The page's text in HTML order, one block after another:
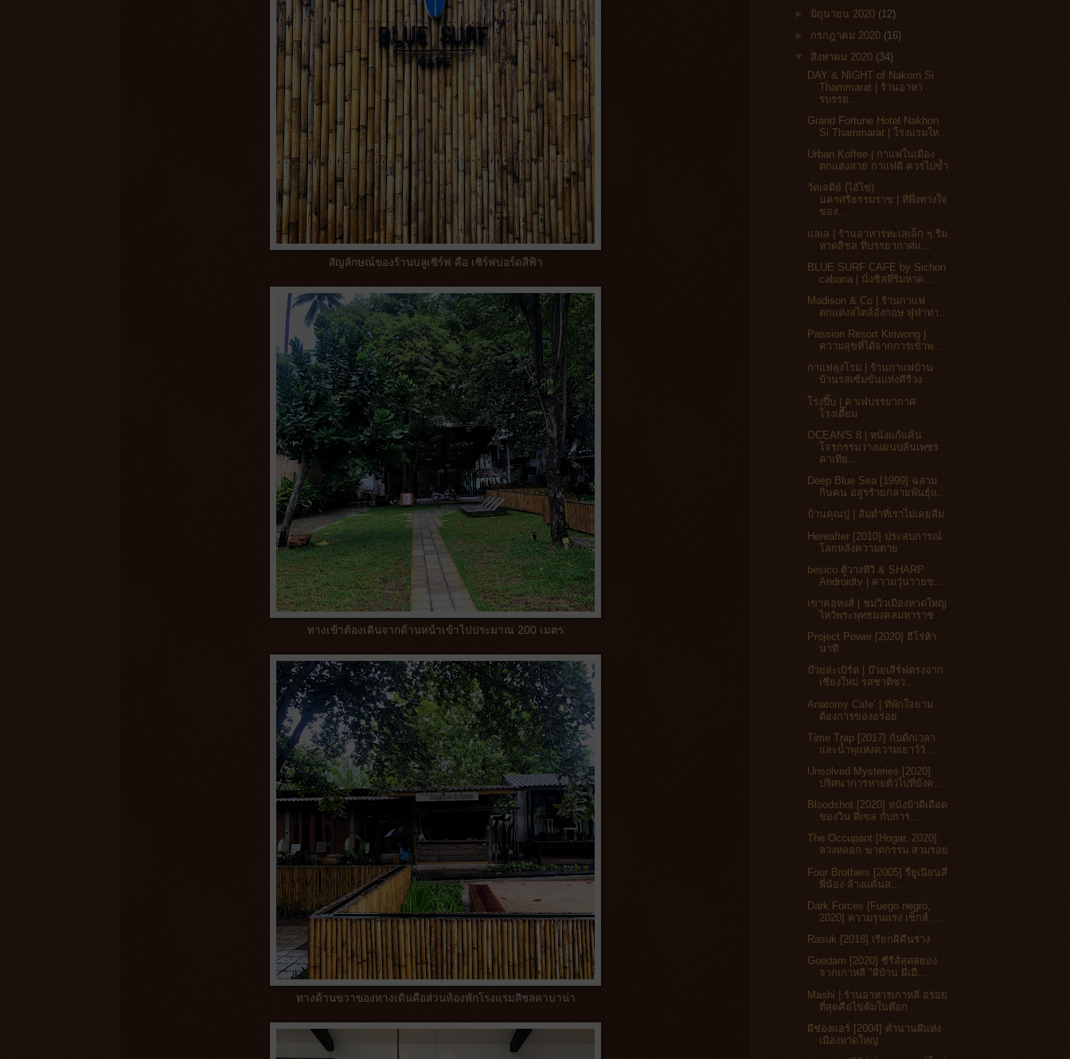
สัญลักษณ์ของร้านบลูเซิร์ฟ คือ เซิร์ฟบอร์ดสีฟ้า
ทางเข้าต้องเดินจากด้านหน้าเข้าไปประมาณ 200 เมตร
ทางด้านขวาของทางเดินคือส่วนห้องพักโรงแรมสิชลคาบาน่า
► มิถุนายน 2020 (12)
► กรกฎาคม 2020 (16)
▼ สิงหาคม 2020 (34)
DAY & NIGHT of Nakorn Si
Thammarat | ร้านอาหา
รบรรย...
Grand Fortune Hotel Nakhon
Si Thammarat | โรงแรมให...
Urban Koffee | กาแฟในเมือง
ตกแต่งสวย กาแฟดี ควรไปซ้ำ
วัดเจดีย์ (ไอ้ไข่)
นครศรีธรรมราช | ที่พึ่งทางใจ
ของ...
แลเล | ร้านอาหารทะเลเล็ก ๆ ริม
หาดสิชล ที่บรรยากาศแ...
BLUE SURF CAFE by Sichon
cabana | นั่งชิลที่ริมหาด...
Madison & Co | ร้านกาแฟ
ตกแต่งสไตล์อังกฤษ ฟู่ฟ่าท่า...
Passion Resort Kiriwong |
ความสุขที่ได้จากการเข้าพ...
กาแฟลุงโรม | ร้านกาแฟบ้าน
บ้านรสเข้มข้นแห่งคีรีวง
โรงปี๊บ | คาเฟ่บรรยากาศ
โรงเตี๊ยม
OCEAN'S 8 | หนังแก้แค้น
โจรกรรมวางแผนปล้นเพชร
คาเทีย...
Deep Blue Sea [1999] ฉลาม
กินคน อสูรร้ายกลายพันธุ์แ...
บ้านคุณปู่ | ส้มตำที่เราไม่เคยลืม
Hereafter [2010] ประสบการณ์
โลกหลังความตาย
besico ตู้วางทีวี & SHARP
Androidtv | ความวุ่นวายข...
เขาคอหงส์ | ชมวิวเมืองหาดใหญ่
ไหว้พระพุทธมงคลมหาราช
Project Power [2020] ฮีโร่ห้า
นาที
บ๊วยล่ะเบิร์ด | บ๊วยเสิร์ฟตรงจาก
เชียงใหม่ รสชาติชว...
Anatomy Cafe’ | ที่พักใจยาม
ต้องการของอร่อย
Time Trap [2017] กับดักเวลา
และน้ำพุแห่งความเยาว์วั...
Unsolved Mysteries [2020]
ปริศนาการหายตัวไปที่ยังค...
Bloodshot [2020] หนังบ้าดีเดือด
ของวิน ดีเซล กับการ...
The Occupant [Hogar, 2020]
ลวงหลอก ฆาตกรรม สวมรอย
Four Brothers [2005] รียูเนียนสี่
พี่น้อง ล้างแค้นส...
Dark Forces [Fuego negro,
2020] ความรุนแรง เซ็กส์ ...
Rasuk [2018] เรียกผีคืนร่าง
Goedam [2020] ซีรีส์สุดสยอง
จากเกาหลี "ผีบ้าน ผีเมื...
Mashi | ร้านอาหารเกาหลี อร่อย
ที่สุดคือไข่ต้มในต๊อก...
ผีช่องแอร์ [2004] ตำนานผีแห่ง
เมืองหาดใหญ่